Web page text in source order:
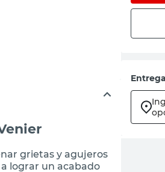
grietas y agujeros
lograr un acabado
Entrega